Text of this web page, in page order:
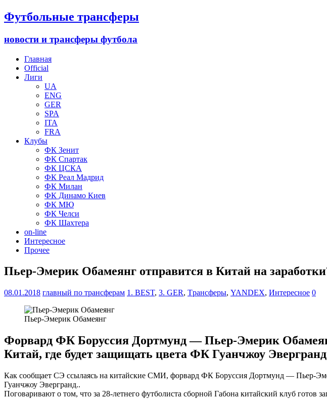
Футбольные трансферы
новости и трансферы футбола
Главная
Official
Лиги
UA
ENG
GER
SPA
ITA
FRA
Клубы
ФК Зенит
ФК Спартак
ФК ЦСКА
ФК Реал Мадрид
ФК Милан
ФК Динамо Киев
ФК МЮ
ФК Челси
ФК Шахтера
on-line
Интересное
Прочее
Пьер-Эмерик Обамеянг отправится в Китай на
08.01.2018 главный по трансферам 1. BEST, 3. GER, Tрансферы, YANDEX, Интересное 0
Пьер-Эмерик Обамеянг
Форвард ФК Боруссия Дортмунд — Пьер-Эмерик
Китай, где будет защищать цвета ФК Гуанчжоу
Как сообщает СЭ ссылаясь на китайские СМИ, форвард ФК Боруссия Дортмунд — Пьер-
Гуанчжоу Эвергранд..
Поговаривают о том, что за 28-летнего футболиста сборной Габона китайский клуб готов